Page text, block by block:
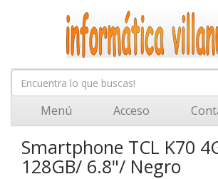
Menú Acceso
Smartphone TCL K70
128GB/ 6.8"/ Negro